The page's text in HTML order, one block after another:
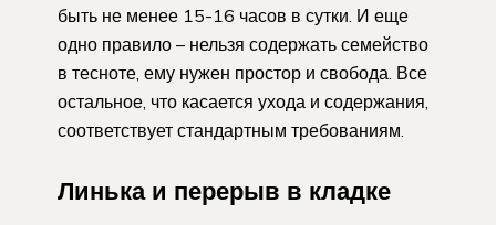
быть не менее 15-16 часов в сутки. И еще
одно правило – нельзя содержать семейство
в тесноте, ему нужен простор и свобода. Все
остальное, что касается ухода и содержания,
соответствует стандартным требованиям.
Линька и перерыв в кладке